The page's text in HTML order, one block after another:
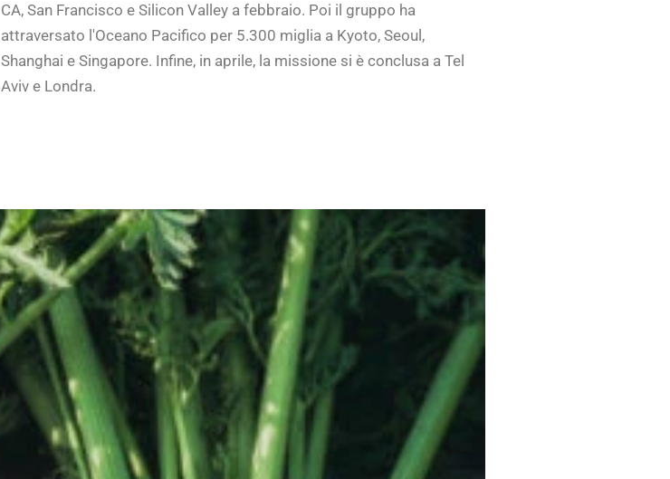
CA, San Francisco e Silicon Valley a febbraio. Poi il gruppo ha
attraversato l'Oceano Pacifico per 5.300 miglia a Kyoto, Seoul,
Shanghai e Singapore. Infine, in aprile, la missione si è conclusa a Tel
Aviv e Londra.